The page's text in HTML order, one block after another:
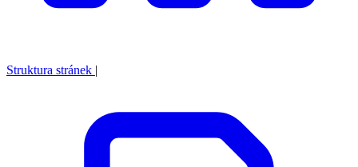
Struktura stránek |